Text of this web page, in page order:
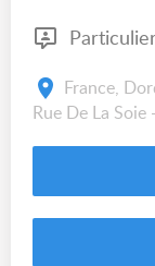
France,
Rue De La